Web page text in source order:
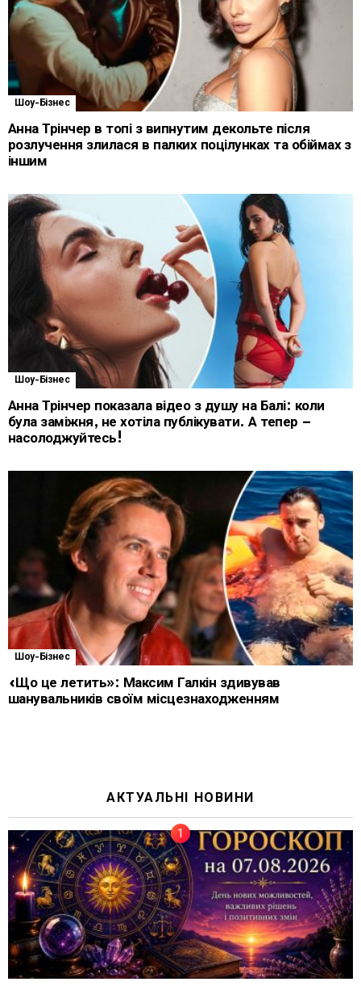
Шоу-Бізнес
Анна Трінчер в топі з випнутим декольте після
розлучення злилася в палких поцілунках та обіймах з
іншим
Шоу-Бізнес
Анна Трінчер показала відео з душу на Балі: коли
була заміжня, не хотіла публікувати. А тепер –
насолоджуйтесь!
Шоу-Бізнес
«Що це летить»: Максим Галкін здивував
шанувальників своїм місцезнаходженням
АКТУАЛЬНІ НОВИНИ